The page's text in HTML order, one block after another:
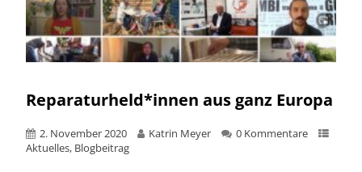
Reparaturheld*innen aus ganz Europa
2. November 2020 Katrin Meyer
0 Kommentare
Aktuelles, Blogbeitrag